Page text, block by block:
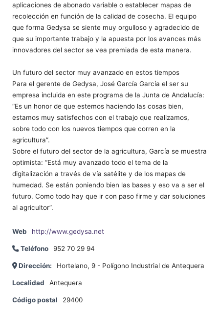
aplicaciones de abonado variable o establecer mapas de
recolección en función de la calidad de cosecha. El equipo
que forma Gedysa se siente muy orgulloso y agradecido de
que su importante trabajo y la apuesta por los avances más
innovadores del sector se vea premiada de esta manera.
Un futuro del sector muy avanzado en estos tiempos
Para el gerente de Gedysa, José García García el ser su
empresa incluida en este programa de la Junta de Andalucía:
“Es un honor de que estemos haciendo las cosas bien,
estamos muy satisfechos con el trabajo que realizamos,
sobre todo con los nuevos tiempos que corren en la
agricultura”.
Sobre el futuro del sector de la agricultura, García se muestra
optimista: “Está muy avanzado todo el tema de la
digitalización a través de vía satélite y de los mapas de
humedad. Se están poniendo bien las bases y eso va a ser el
futuro. Como todo hay que ir con paso firme y dar soluciones
al agricultor”.
Web http://www.gedysa.net
Teléfono 952 70 29 94
Dirección: Hortelano, 9 - Polígono Industrial de Antequera
Localidad Antequera
Código postal 29400